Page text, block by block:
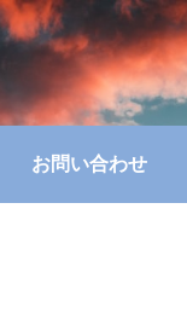
お問い合わせ